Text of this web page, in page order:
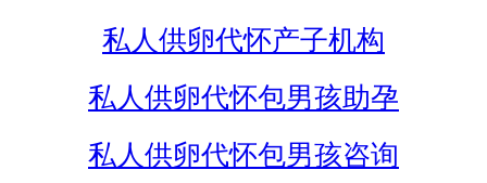
私人供卵代怀产子机构
私人供卵代怀包男孩助孕
私人供卵代怀包男孩咨询